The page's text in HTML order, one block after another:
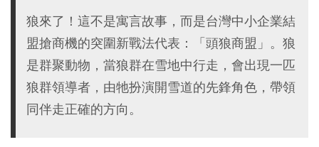
狼來了！這不是寓言故事，而是台灣中小企業結
盟搶商機的突圍新戰法代表：「頭狼商盟」。狼
是群聚動物，當狼群在雪地中行走，會出現一匹
狼群領導者，由牠扮演開雪道的先鋒角色，帶領
同伴走正確的方向。